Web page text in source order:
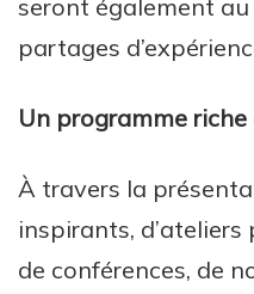
seront également
partages
Un programme
À travers la
inspirants,
de conférences, de